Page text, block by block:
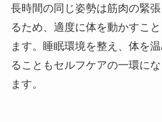
長時間の同じ姿勢は筋肉の緊
るため、適度に体を動かすこ
ます。睡眠環境を整え、体を
ることもセルフケアの一環に
ます。